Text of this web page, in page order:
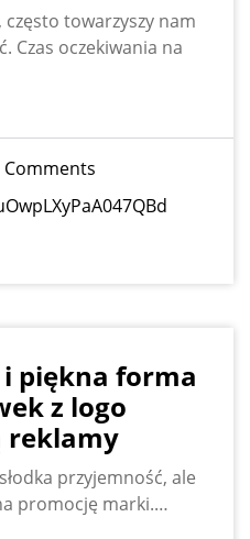
towarzyszy nam
Czas oczekiwania na
Comments
piękna forma
z logo
reklamy
przyjemność, ale
promocję marki.…